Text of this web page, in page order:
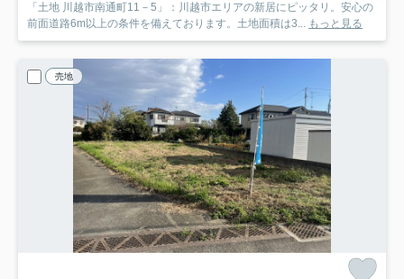
「土地 川越市南通町11－5」：川越市エリアの新居にピッタリ。安心の
前面道路6m以上の条件を備えております。土地面積は3... もっと見る
売地